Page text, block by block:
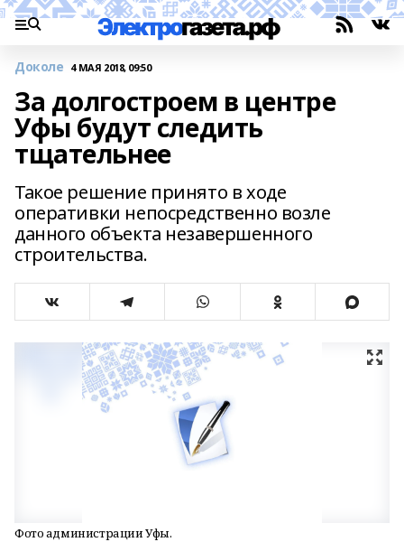
Доколе 4 МАЯ 2018, 09:50
За долгостроем в центре
Уфы будут следить
тщательнее
Такое решение принято в ходе
оперативки непосредственно возле
данного объекта незавершенного
строительства.
Фото администрации Уфы.